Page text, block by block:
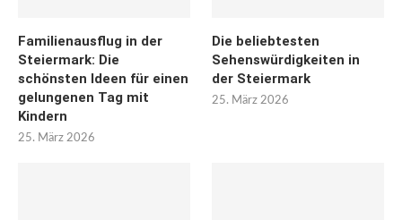
Familienausflug in der
Steiermark: Die
schönsten Ideen für einen
gelungenen Tag mit
Kindern
25. März 2026
Die beliebtesten
Sehenswürdigkeiten in
der Steiermark
25. März 2026